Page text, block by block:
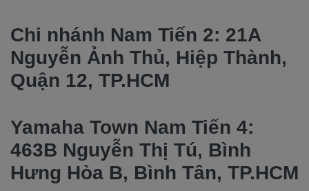
Chi nhánh Nam Tiến 2: 21A
Nguyễn Ảnh Thủ, Hiệp Thành,
Quận 12, TP.HCM
Yamaha Town Nam Tiến 4:
463B Nguyễn Thị Tú, Bình
Hưng Hòa B, Bình Tân, TP.HCM